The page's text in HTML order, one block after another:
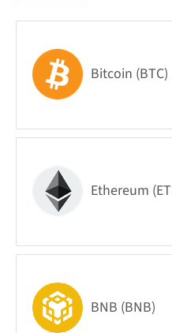
Bitcoin (BTC)
Ethereum
BNB (BNB)